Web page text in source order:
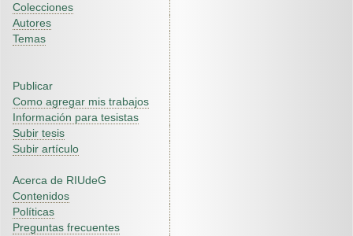
Colecciones
Autores
Temas
Publicar
Como agregar mis trabajos
Información para tesistas
Subir tesis
Subir artículo
Acerca de RIUdeG
Contenidos
Políticas
Preguntas frecuentes